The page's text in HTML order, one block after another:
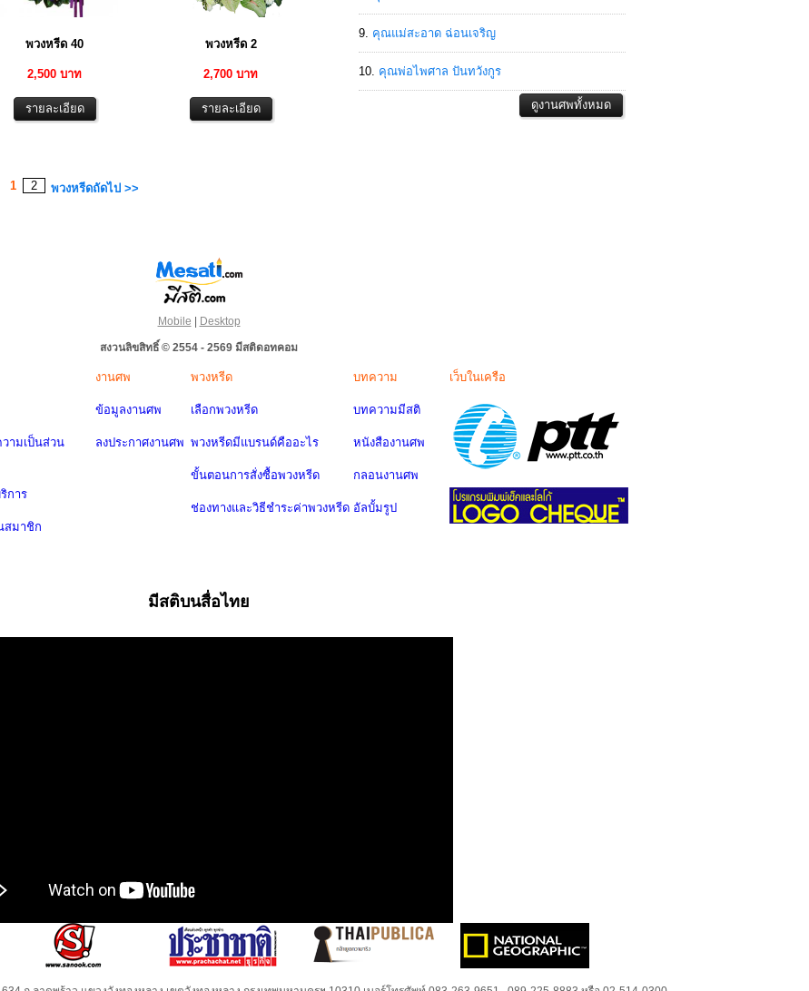
พวงหรีด 40
2,500 บาท
พวงหรีด 2
2,700 บาท
1 2 พวงหรีดถัดไป >>
คุณแม่สะอาด ฉ่อนเจริญ
คุณพ่อไพศาล ปันทวังกูร
Mobile | Desktop
สงวนลิขสิทธิ์ © 2554 - 2569 มีสติดอทคอม
ามเป็นส่วน
การ
สมาชิก
งานศพ
ข้อมูลงานศพ
ลงประกาศงานศพ
พวงหรีด
เลือกพวงหรีด
พวงหรีดมีแบรนด์คืออะไร
ขั้นตอนการสั่งซื้อพวงหรีด
ช่องทางและวิธีชำระค่าพวงหรีด
บทความ
บทความมีสติ
หนังสืองานศพ
กลอนงานศพ
อัลบั้มรูป
เว็บในเครือ
มีสติบนสื่อไทย